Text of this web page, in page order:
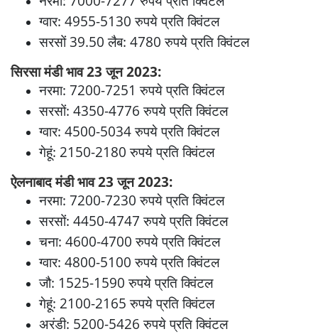
ग्वार: 4955-5130 रुपये प्रति क्विंटल
सरसों 39.50 लैब: 4780 रुपये प्रति क्विंटल
सिरसा मंडी भाव 23 जून 2023:
नरमा: 7200-7251 रुपये प्रति क्विंटल
सरसों: 4350-4776 रुपये प्रति क्विंटल
ग्वार: 4500-5034 रुपये प्रति क्विंटल
गेहूं: 2150-2180 रुपये प्रति क्विंटल
ऐलनाबाद मंडी भाव 23 जून 2023:
नरमा: 7200-7230 रुपये प्रति क्विंटल
सरसों: 4450-4747 रुपये प्रति क्विंटल
चना: 4600-4700 रुपये प्रति क्विंटल
ग्वार: 4800-5100 रुपये प्रति क्विंटल
जौ: 1525-1590 रुपये प्रति क्विंटल
गेहूं: 2100-2165 रुपये प्रति क्विंटल
अरंडी: 5200-5426 रुपये प्रति क्विंटल